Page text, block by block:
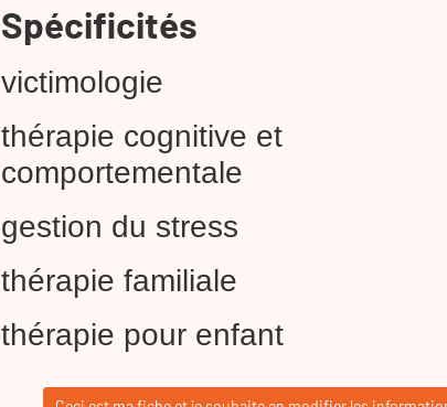
Spécificités
victimologie
thérapie cognitive et
comportementale
gestion du stress
thérapie familiale
thérapie pour enfant